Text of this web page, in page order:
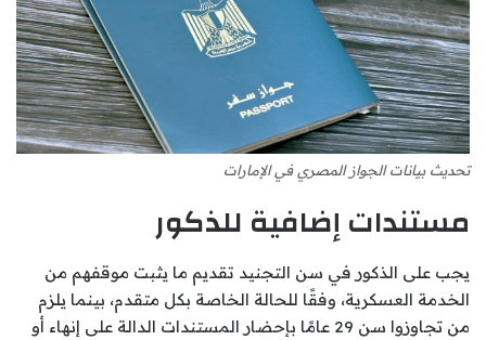
تحديث بيانات الجواز المصري في الإمارات
مستندات إضافية للذكور
يجب على الذكور في سن التجنيد تقديم ما يثبت موقفهم من
الخدمة العسكرية، وفقًا للحالة الخاصة بكل متقدم، بينما يلزم
من تجاوزوا سن 29 عامًا بإحضار المستندات الدالة على إنهاء أو